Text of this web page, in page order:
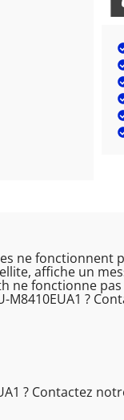
ne fonctionnent
affiche un
ne fonctionne
?
? Contactez